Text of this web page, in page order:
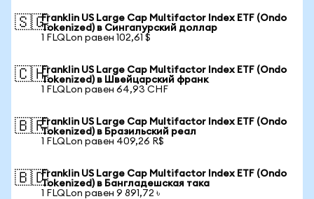
🇸🇬Franklin US Large Cap Multifactor Index ETF (Ondo
Tokenized) в Сингапурский доллар
1 FLQLon равен 102,61 $
🇨🇭Franklin US Large Cap Multifactor Index ETF (Ondo
Tokenized) в Швейцарский франк
1 FLQLon равен 64,93 CHF
🇧🇷Franklin US Large Cap Multifactor Index ETF (Ondo
Tokenized) в Бразильский реал
1 FLQLon равен 409,26 R$
🇧🇩Franklin US Large Cap Multifactor Index ETF (Ondo
Tokenized) в Бангладешская така
1 FLQLon равен 9 891,72 ৳